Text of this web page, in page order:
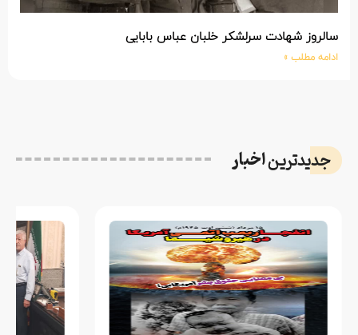
سالروز شهادت سرلشکر خلبان عباس بابایی
ادامه مطلب »
جدیدتریناخبار